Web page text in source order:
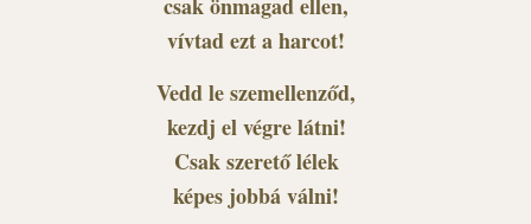
vívtad ezt a harcot!
Vedd le szemellenződ,
kezdj el végre látni!
Csak szerető lélek
képes jobbá válni!